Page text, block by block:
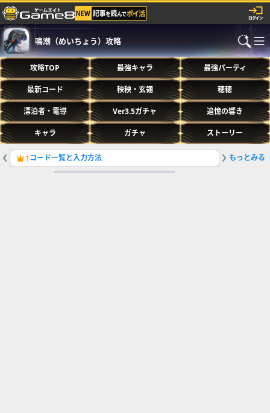
鳴潮（めいちょう）攻略
攻略TOP 最強キャラ 最強パーティ
最新コード 秧秧・玄翎 穂穂
漂泊者・電導 Ver3.5ガチャ 追憶の響き
キャラ ガチャ ストーリー
1コード一覧と入力方法 2最強キ
もっとみる